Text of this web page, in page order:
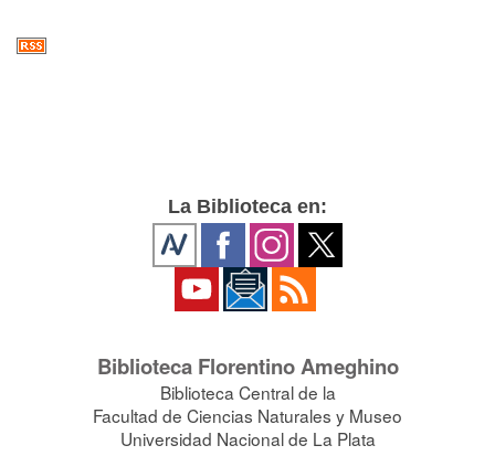
La Biblioteca en:
Biblioteca Florentino Ameghino
Biblioteca Central de la
Facultad de Ciencias Naturales y Museo
Universidad Nacional de La Plata